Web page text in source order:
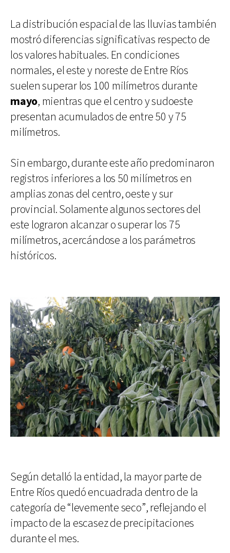
La distribución espacial de las lluvias también
mostró diferencias significativas respecto de
los valores habituales. En condiciones
normales, el este y noreste de Entre Ríos
suelen superar los 100 milímetros durante
mayo, mientras que el centro y sudoeste
presentan acumulados de entre 50 y 75
milímetros.
Sin embargo, durante este año predominaron
registros inferiores a los 50 milímetros en
amplias zonas del centro, oeste y sur
provincial. Solamente algunos sectores del
este lograron alcanzar o superar los 75
milímetros, acercándose a los parámetros
históricos.
Según detalló la entidad, la mayor parte de
Entre Ríos quedó encuadrada dentro de la
categoría de “levemente seco”, reflejando el
impacto de la escasez de precipitaciones
durante el mes.